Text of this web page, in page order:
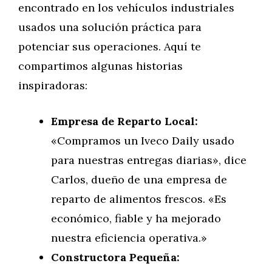
encontrado en los vehículos industriales
usados una solución práctica para
potenciar sus operaciones. Aquí te
compartimos algunas historias
inspiradoras:
Empresa de Reparto Local:
«Compramos un Iveco Daily usado
para nuestras entregas diarias», dice
Carlos, dueño de una empresa de
reparto de alimentos frescos. «Es
económico, fiable y ha mejorado
nuestra eficiencia operativa.»
Constructora Pequeña: